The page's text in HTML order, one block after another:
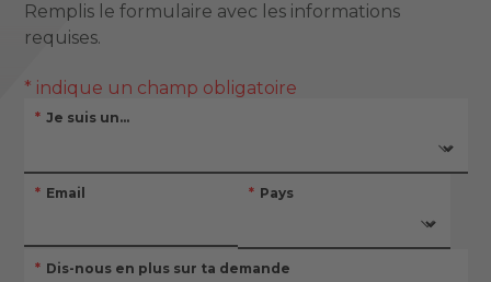
Remplis le formulaire avec les informations
requises.